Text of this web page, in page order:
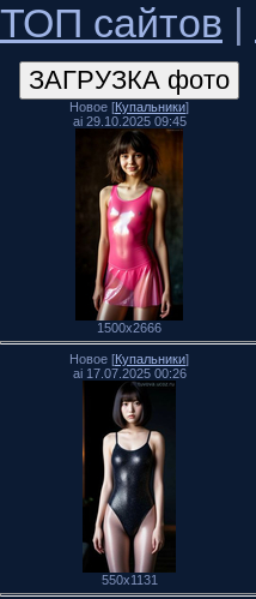
ТОП сайтов |
Новое [Купальники]
ai 29.10.2025 09:45
1500x2666
Новое [Купальники]
ai 17.07.2025 00:26
550x1131